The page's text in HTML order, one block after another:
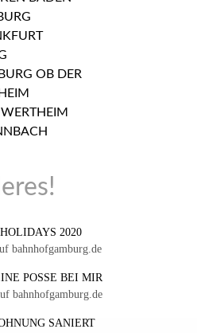
2020
bahnhofgamburg.de
POSSE BEI MIR
bahnhofgamburg.de
SANIERT